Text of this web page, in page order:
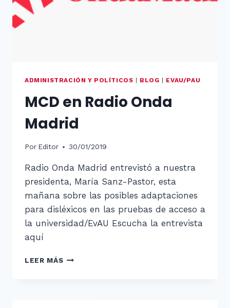
ADMINISTRACIÓN Y POLÍTICOS | BLOG | EVAU/PAU
MCD en Radio Onda
Madrid
Por Editor 30/01/2019
Radio Onda Madrid entrevistó a nuestra
presidenta, María Sanz-Pastor, esta
mañana sobre las posibles adaptaciones
para disléxicos en las pruebas de acceso a
la universidad/EvAU Escucha la entrevista
aquí
LEER MÁSMCD